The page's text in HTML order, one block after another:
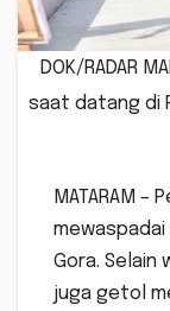
DOK/RADAR
saat datang di
MATARAM –
mewaspadai
Gora. Selain
juga getol